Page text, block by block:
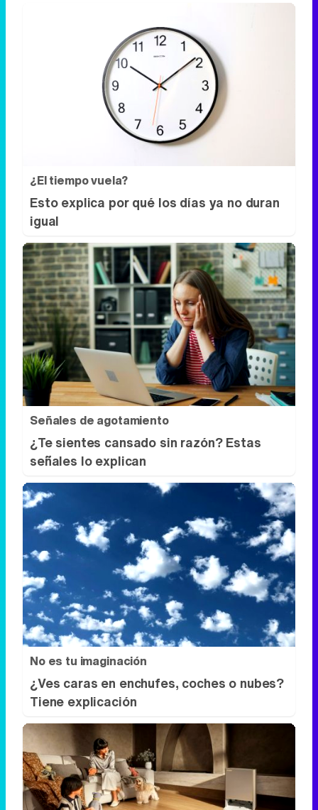
¿El tiempo vuela?
Esto explica por qué los días ya no duran
Señales de agotamiento
¿Te sientes cansado sin razón? Estas
señales lo explican
No es tu imaginación
¿Ves caras en enchufes, coches o nubes?
Tiene explicación
El robot que limpia por ti